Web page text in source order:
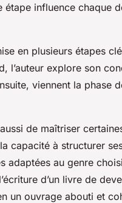
influence chaque
en plusieurs étapes
l’auteur explore son
viennent la phase
de maîtriser
capacité à structurer
adaptées au genre
d’un livre de
un ouvrage abouti et